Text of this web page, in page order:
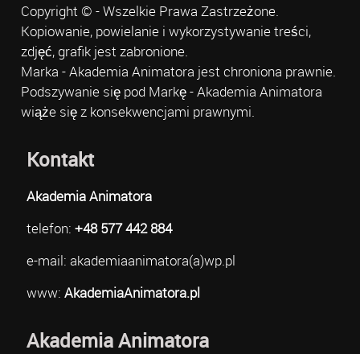
Copyright © - Wszelkie Prawa Zastrzeżone.
Kopiowanie, powielanie i wykorzystywanie treści,
zdjęć, grafik jest zabronione.
Marka - Akademia Animatora jest chroniona prawnie.
Podszywanie się pod Markę - Akademia Animatora
wiąże się z konsekwencjami prawnymi.
Kontakt
Akademia Animatora
telefon: +48 577 442 884
e-mail: akademiaanimatora(a)wp.pl
www: AkademiaAnimatora.pl
Akademia Animatora